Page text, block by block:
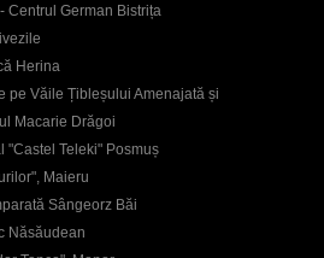
Centrul German Bistrița
Herina
pe Văile Țibleșului Amenajată și
Macarie Drăgoi
"Castel Teleki" Posmuș
Maieru
Sângeorz Băi
Năsăudean